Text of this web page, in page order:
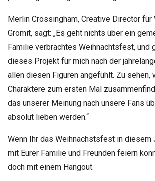
Merlin Crossingham, Creative Director für
Gromit, sagt: „Es geht nichts über ein
Familie verbrachtes Weihnachtsfest, und
dieses Projekt für mich nach der
allen diesen Figuren angefühlt. Zu sehen,
Charaktere zum ersten Mal
das unserer Meinung nach unsere Fans
absolut lieben werden.“
Wenn Ihr das Weihnachstsfest in diesem
mit Eurer Familie und Freunden feiern
doch mit einem Hangout.